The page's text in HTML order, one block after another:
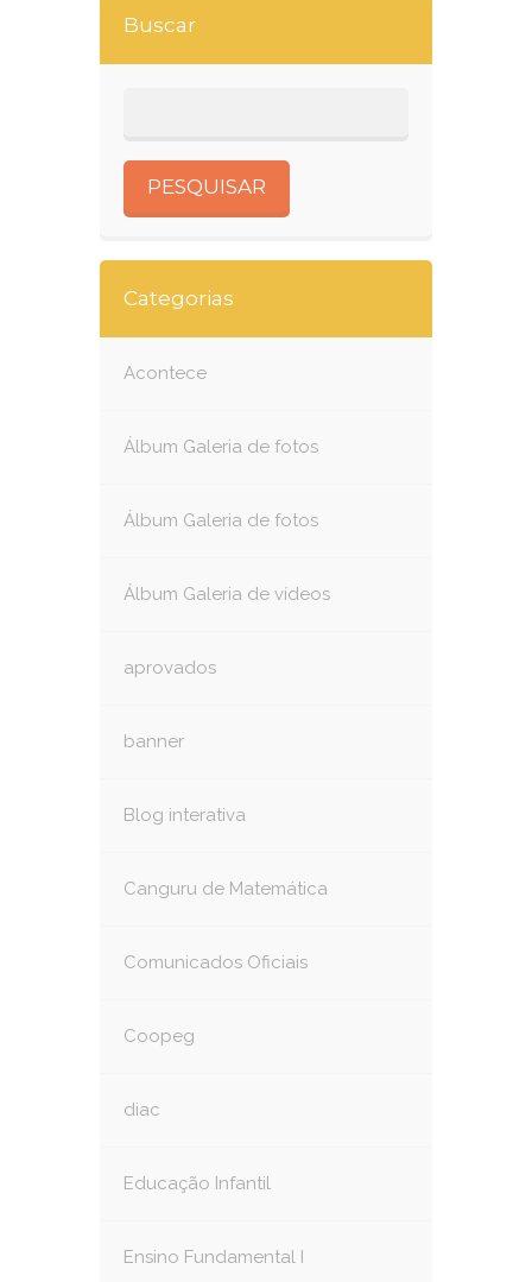
Buscar
Categorias
Acontece
Álbum Galeria de fotos
Álbum Galeria de fotos
Álbum Galeria de vídeos
aprovados
banner
Blog interativa
Canguru de Matemática
Comunicados Oficiais
Coopeg
diac
Educação Infantil
Ensino Fundamental I